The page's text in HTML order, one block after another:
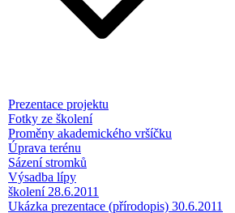
Prezentace projektu
Fotky ze školení
Proměny akademického vršíčku
Úprava terénu
Sázení stromků
Výsadba lípy
školení 28.6.2011
Ukázka prezentace (přírodopis) 30.6.2011